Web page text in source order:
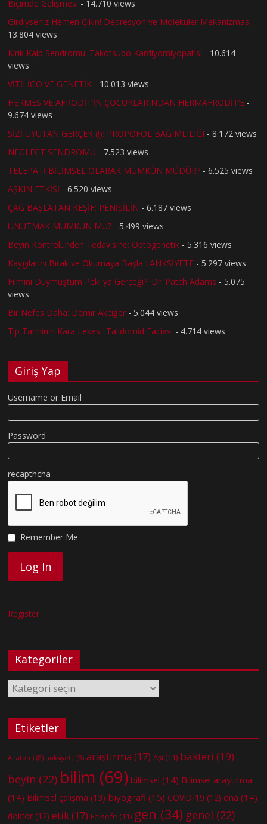
Biçimde Gelişmesi - 14.710 views
Girdiyseniz Hemen Çıkın! Depresyon ve Moleküler Mekanizması -
13.804 views
Kırık Kalp Sendromu: Takotsubo Kardiyomiyopatisi - 10.614
views
VİTİLİGO VE GENETİK - 10.013 views
HERMES VE AFRODİT’İN ÇOCUKLARINDAN HERMAFRODİT’E -
9.674 views
SİZİ UYUTAN GERÇEK (!): PROPOFOL BAĞIMLILIĞI - 8.172 views
NEGLECT SENDROMU - 7.523 views
TELEPATİ BİLİMSEL OLARAK MÜMKÜN MÜDÜR? - 6.525 views
AŞKIN ETKİSİ - 6.520 views
ÇAĞ BAŞLATAN KEŞİF: PENİSİLİN - 6.187 views
UNUTMAK MÜMKÜN MÜ? - 5.499 views
Beyin Kontrolünden Tedavisine: Optogenetik - 5.316 views
Kaygılarını Bırak ve Okumaya Başla : ANKSİYETE - 5.297 views
Filmini Duymuştum Peki ya Gerçeği?: Dr. Patch Adams - 5.075
views
Bir Nefes Daha: Demir Akciğer - 5.044 views
Tıp Tarihinin Kara Lekesi: Talidomid Faciası - 4.714 views
Giriş Yap
Username or Email
Password
recapthcha
Remember Me
Register
Kategoriler
Kategoriler
Etiketler
Anatomi (8) anksiyete (8) araştırma (17) Aşı (11) bakteri (19)
beyin (22) bilim (69) bilimsel (14) Bilimsel araştırma
(14) Bilimsel çalışma (13) biyografi (15) COVID-19 (12) dna (14)
doktor (12) etik(17) Felsefe (11) gen (34) genel (22)